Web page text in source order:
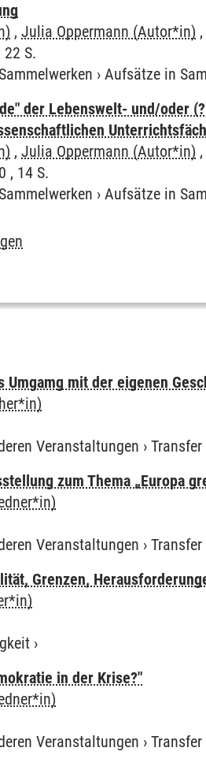
,Julia Oppermann (Autor*in)
22 S.
›Aufsätze in
der Lebenswelt- und/oder
,Julia Oppermann (Autor*in)
, 14 S.
›Aufsätze in
mit der eigenen
Veranstaltungen ›Transfer
zum Thema „Europa
Veranstaltungen ›Transfer
Grenzen,
›
in der Krise?"
Veranstaltungen ›Transfer